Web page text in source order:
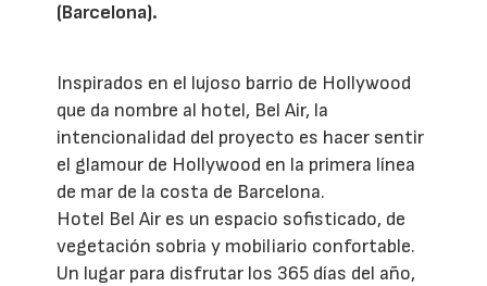
(Barcelona).
Inspirados en el lujoso barrio de Hollywood
que da nombre al hotel, Bel Air, la
intencionalidad del proyecto es hacer sentir
el glamour de Hollywood en la primera línea
de mar de la costa de Barcelona.
Hotel Bel Air es un espacio sofisticado, de
vegetación sobria y mobiliario confortable.
Un lugar para disfrutar los 365 días del año,